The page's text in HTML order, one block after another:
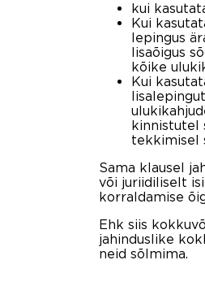
kui
Kui
lepingus
lisaõigus
kõike
Kui
kinnistutel
tekkimisel
Sama klausel
või juriidiliselt
korraldamise
Ehk siis
jahinduslike
neid sõlmima.